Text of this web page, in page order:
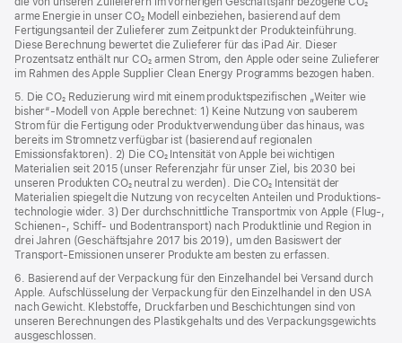
arme Energie in unser CO₂ Modell einbeziehen, basierend auf dem
Fertigungsanteil der Zulieferer zum Zeitpunkt der Produkt­einführung.
Diese Berechnung bewertet die Zulieferer für das iPad Air. Dieser
Prozentsatz enthält nur CO₂ armen Strom, den Apple oder seine Zulieferer
im Rahmen des Apple Supplier Clean Energy Programms bezogen haben.
5. Die CO₂ Reduzierung wird mit einem produktspezifischen „Weiter wie
bisher“-Modell von Apple berechnet: 1) Keine Nutzung von sauberem
Strom für die Fertigung oder Produktverwendung über das hinaus, was
bereits im Stromnetz verfügbar ist (basierend auf regionalen
Emissionsfaktoren). 2) Die CO₂ Intensität von Apple bei wichtigen
Materialien seit 2015 (unser Referenzjahr für unser Ziel, bis 2030 bei
unseren Produkten CO₂ neutral zu werden). Die CO₂ Intensität der
Materialien spiegelt die Nutzung von recycelten Anteilen und Produktions­
technologie wider. 3) Der durchschnittliche Transportmix von Apple (Flug‑,
Schienen‑, Schiff‑ und Bodentransport) nach Produktlinie und Region in
drei Jahren (Geschäftsjahre 2017 bis 2019), um den Basiswert der
Transport-Emissionen unserer Produkte am besten zu erfassen.
6. Basierend auf der Verpackung für den Einzelhandel bei Versand durch
Apple. Aufschlüsselung der Verpackung für den Einzelhandel in den USA
nach Gewicht. Klebstoffe, Druckfarben und Beschichtungen sind von
unseren Berechnungen des Plastikgehalts und des Verpackungs­gewichts
ausgeschlossen.